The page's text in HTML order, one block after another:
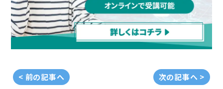
< 前の記事へ 次の記事へ >